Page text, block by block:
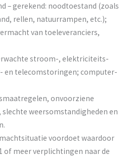
– gerekend: noodtoestand (zoals
rellen, natuurrampen, etc.);
van toeleveranciers,
stroom-, elektriciteits-
en telecomstoringen; computer-
onvoorziene
weersomstandigheden en
voordoet waardoor
of meer verplichtingen naar de